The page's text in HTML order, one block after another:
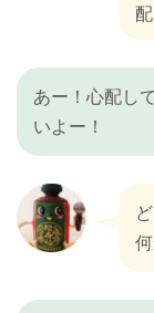
あー！心配し
いよー！